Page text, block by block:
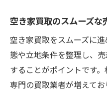
空き家買取のスムーズな
空き家買取をスムーズに
態や立地条件を整理し、
することがポイントです
専門の買取業者が増えて